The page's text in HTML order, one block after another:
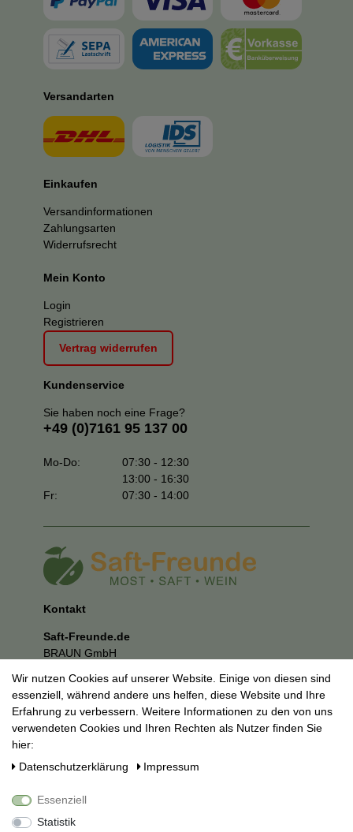
Versandarten
Einkaufen
Versandinformationen
Zahlungsarten
Widerrufsrecht
Mein Konto
Login
Registrieren
Vertrag widerrufen
Kundenservice
Sie haben noch eine Frage?
+49 (0)7161 95 137 00
Mo-Do:
07:30 - 12:30
13:00 - 16:30
Fr:
07:30 - 14:00
Kontakt
Saft-Freunde.de
BRAUN GmbH
73037 Göppingen
E-Mail:mail@saft-freunde.de
Unternehmen
Impressum
Social Media
Wir nutzen Cookies auf unserer Website. Einige von diesen sind
essenziell, während andere uns helfen, diese Website und Ihre
Erfahrung zu verbessern. Weitere Informationen zu den von uns
verwendeten Cookies und Ihren Rechten als Nutzer finden Sie
hier:
Daten­schutz­erklärung
Impressum
Essenziell
Statistik